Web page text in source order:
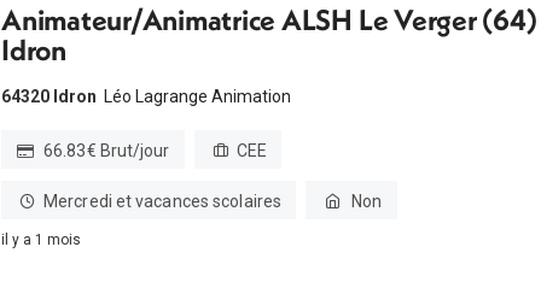
Animateur/Animatrice ALSH Le Verger (64)
Idron
64320 Idron Léo Lagrange Animation
66.83€ Brut/jour CEE
Mercredi et vacances scolaires Non
il y a 1 mois